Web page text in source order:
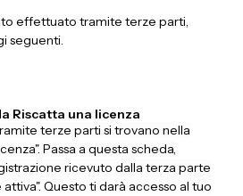
effettuato tramite terze parti,
seguenti.
Riscatta una licenza
terze parti si trovano nella
Passa a questa scheda,
ricevuto dalla terza parte
Questo ti darà accesso al tuo